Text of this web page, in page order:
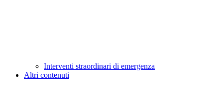
Interventi straordinari di emergenza
Altri contenuti